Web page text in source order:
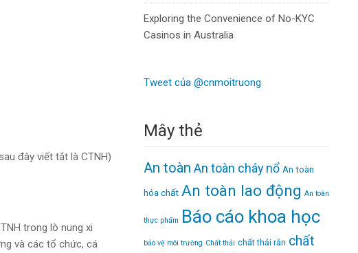
đây viết tắt là CTNH)
trong lò nung xi
và các tổ chức, cá
Exploring the Convenience of No-KYC
Casinos in Australia
Tweet của @cnmoitruong
Mây thẻ
An toàn An toàn cháy nổ An toàn
hóa chất An toàn lao động An toàn
thực phẩm Báo cáo khoa học
bảo vệ môi trường Chất thải chất thải rắn chất